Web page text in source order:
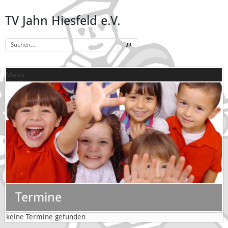
TV Jahn Hiesfeld e.V.
Menü
Termine
keine Termine gefunden